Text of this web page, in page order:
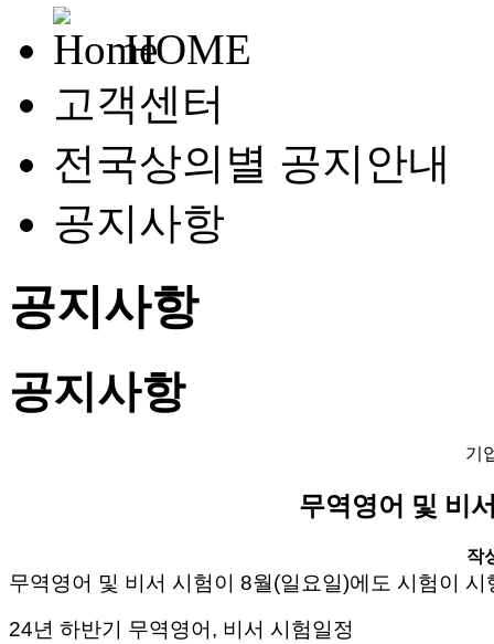
HOME
고객센터
전국상의별 공지안내
공지사항
공지사항
공지사항
기
무역영어 및 비
작
무역영어 및 비서 시험이 8월(일요일)에도 시험이
24년 하반기 무역영어, 비서 시험일정